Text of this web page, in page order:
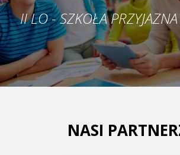
II LO - SZKOŁA
NASI